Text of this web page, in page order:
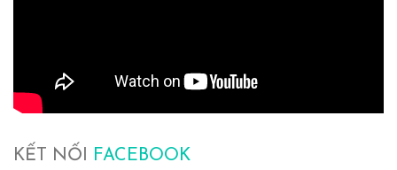
KẾT NỐI FACEBOOK